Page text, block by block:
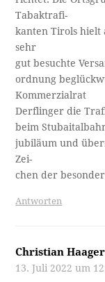
Tabaktrafi­-
kanten Tirols hielt
sehr
gut besuchte
ordnung
Kommerzialrat
Derflinger die
beim
jubiläum und
Zei­-
chen der
Antworten
Christian Haager
13. Juli 2022 um